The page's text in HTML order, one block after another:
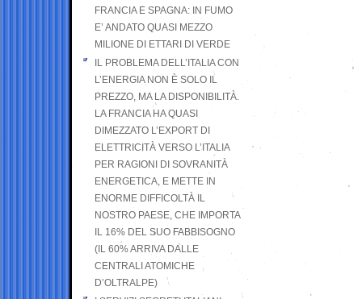
FRANCIA E SPAGNA: IN FUMO
E’ ANDATO QUASI MEZZO
MILIONE DI ETTARI DI VERDE
IL PROBLEMA DELL’ITALIA CON
L’ENERGIA NON È SOLO IL
PREZZO, MA LA DISPONIBILITÀ.
LA FRANCIA HA QUASI
DIMEZZATO L’EXPORT DI
ELETTRICITÀ VERSO L’ITALIA
PER RAGIONI DI SOVRANITÀ
ENERGETICA, E METTE IN
ENORME DIFFICOLTÀ IL
NOSTRO PAESE, CHE IMPORTA
IL 16% DEL SUO FABBISOGNO
(IL 60% ARRIVA DALLE
CENTRALI ATOMICHE
D’OLTRALPE)